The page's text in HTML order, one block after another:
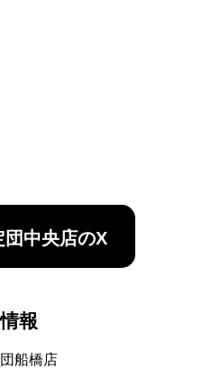
団中央店のX
報
船橋店